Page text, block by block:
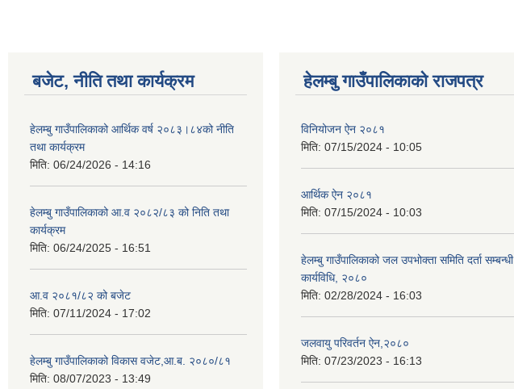
बजेट, नीति तथा कार्यक्रम
हेलम्बु गाउँपालिकाको आर्थिक वर्ष २०८३।८४को नीति
तथा कार्यक्रम
मिति: 06/24/2026 - 14:16
हेलम्बु गाउँपालिकाको आ.व २०८२/८३ को निति तथा
कार्यक्रम
मिति: 06/24/2025 - 16:51
आ.व २०८१/८२ को बजेट
मिति: 07/11/2024 - 17:02
हेलम्बु गाउँपालिकाको विकास वजेट,आ.ब. २०८०/८१
मिति: 08/07/2023 - 13:49
हेलम्बु गाउँपालिकाको राजपत्र
विनियोजन ऐन २०८१
मिति: 07/15/2024 - 10:05
आर्थिक ऐन २०८१
मिति: 07/15/2024 - 10:03
हेलम्बु गाउँपालिकाको जल उपभोक्ता समिति दर्ता सम्बन्धी
कार्यविधि, २०८०
मिति: 02/28/2024 - 16:03
जलवायु परिवर्तन ऐन,२०८०
मिति: 07/23/2023 - 16:13